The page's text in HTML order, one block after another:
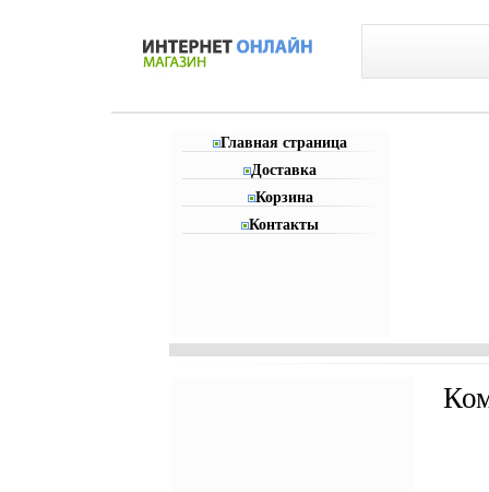
Главная страница
Доставка
Корзина
Контакты